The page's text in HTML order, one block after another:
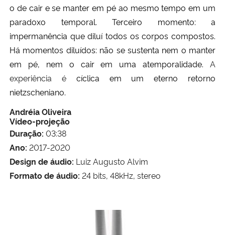
o de cair e se manter em pé ao mesmo tempo em um
paradoxo temporal.
Terceiro momento: a
impermanência que diluí todos os corpos compostos.
Há momentos diluídos: não se sustenta nem o manter
em pé, nem o cair em uma atemporalidade. A
experiência é cíclica em um eterno retorno
nietzscheniano.
Andréia Oliveira
Vídeo-projeção
Duração: 03:38
Ano: 2017-2020
Design de áudio: Luiz Augusto Alvim
Formato de áudio: 24 bits, 48kHz, stereo